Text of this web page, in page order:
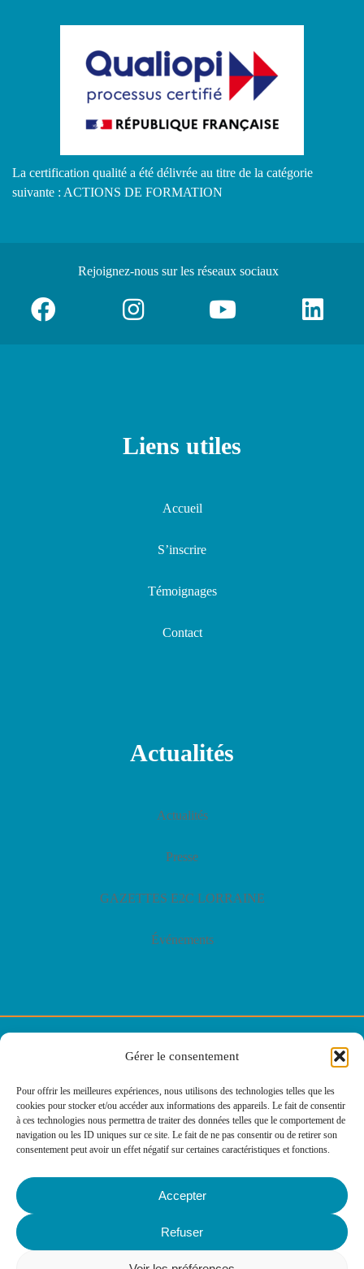
Gérer le consentement
Pour offrir les meilleures expériences, nous utilisons des technologies telles que les
cookies pour stocker et/ou accéder aux informations des appareils. Le fait de consentir
à ces technologies nous permettra de traiter des données telles que le comportement de
navigation ou les ID uniques sur ce site. Le fait de ne pas consentir ou de retirer son
consentement peut avoir un effet négatif sur certaines caractéristiques et fonctions.
Accepter
Refuser
La certification qualité a été délivrée au titre de la catégorie
suivante : ACTIONS DE FORMATION
Rejoignez-nous sur les réseaux sociaux
Liens utiles
Accueil
S’inscrire
Témoignages
Contact
Actualités
Actualités
Presse
GAZETTES E2C LORRAINE
Événements
© E2C Lorraine
Politique des cookies
Mentions légales
: IMPAAKT